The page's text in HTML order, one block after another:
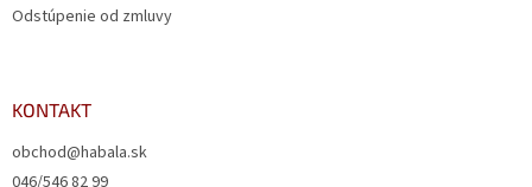
Odstúpenie od zmluvy
KONTAKT
obchod@habala.sk
046/546 82 99